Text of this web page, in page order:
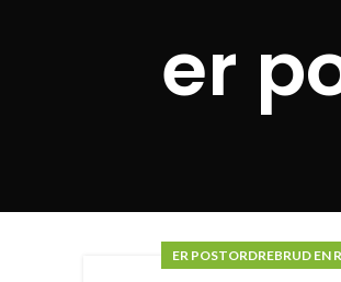
er
ER POSTORDREBRUD EN